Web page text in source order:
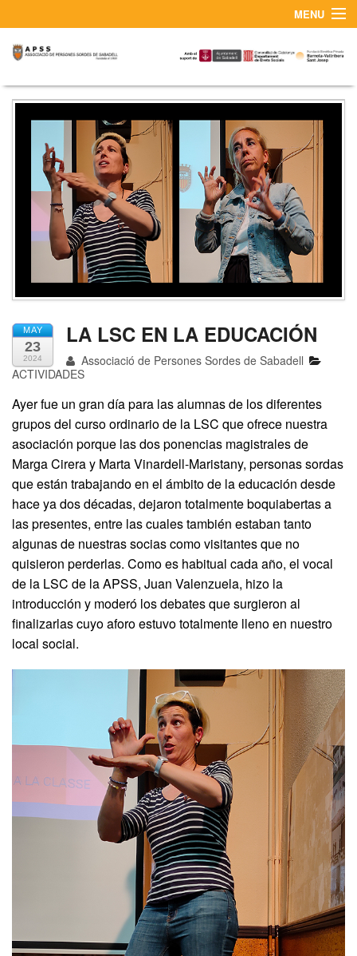
MENU
¿QUIÉNES SOMOS?
CONTACTO Y SERVICIO DE INTÉRPRETES LSC
MAY
23
2024
LA LSC EN LA EDUCACIÓN
Associació de Persones Sordes de Sabadell
ACTIVIDADES
Ayer fue un gran día para las alumnas de los diferentes
grupos del curso ordinario de la LSC que ofrece nuestra
asociación porque las dos ponencias magistrales de
Marga Cirera y Marta Vinardell-Maristany, personas sordas
que están trabajando en el ámbito de la educación desde
hace ya dos décadas, dejaron totalmente boquiabertas a
las presentes, entre las cuales también estaban tanto
algunas de nuestras socias como visitantes que no
quisieron perderlas. Como es habitual cada año, el vocal
de la LSC de la APSS, Juan Valenzuela, hizo la
introducción y moderó los debates que surgieron al
finalizarlas cuyo aforo estuvo totalmente lleno en nuestro
local social.